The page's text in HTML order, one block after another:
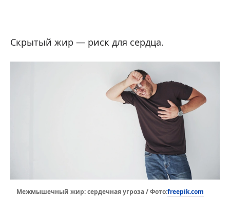
Скрытый жир — риск для сердца.
Межмышечный жир: сердечная угроза / Фото:freepik.com